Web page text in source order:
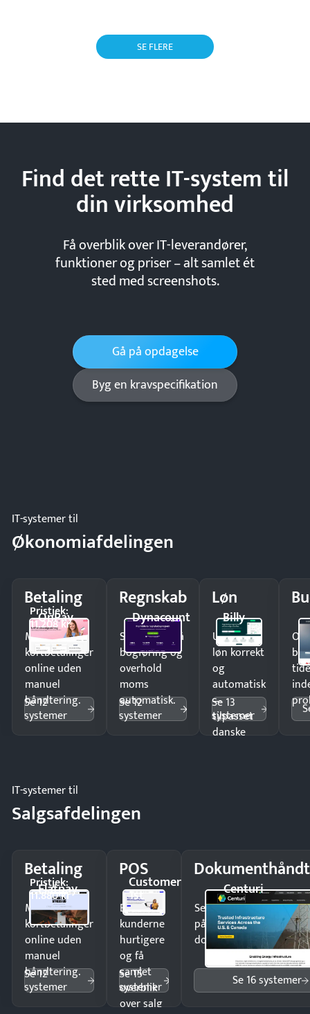
SE FLERE
Find det rette IT-system til
dinvirksomhed
Få overblik over IT-leverandører,
funktioner og priser – alt samlet ét
sted med screenshots.
Gå på opdagelse
Byg en kravspecifikation
IT-systemer til
Økonomiafdelingen
Betaling
OnPay
Pristjek:
11.208 kr
Modtag
kortbetalinger
online uden
manuel
håndtering.
Se 12
systemer
Regnskab
Dynacount
Spar timer på
bogføring og
overhold
moms
automatisk.
Se 12
systemer
Løn
Billy
Udbetal
løn korrekt
og
automatisk
—
tilpasset
danske
Se 13
systemer
IT-systemer til
Salgsafdelingen
Betaling
Flatpay
Pristjek:
11.880 kr
Modtag
kortbetalinger
online uden
manuel
håndtering.
Se 12
systemer
POS
Customer
1st
Ekspedér
kunderne
hurtigere
og få
samlet
overblik
over salg
Se 15
systemer
Centuri
Send kontrakter til
på minutter og mist
dokumenter.
Se 16 systemer